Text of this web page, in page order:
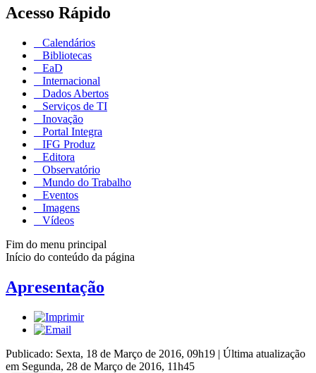
Acesso Rápido
Calendários
Bibliotecas
EaD
Internacional
Dados Abertos
Serviços de TI
Inovação
Portal Integra
IFG Produz
Editora
Observatório
Mundo do Trabalho
Eventos
Imagens
Vídeos
Fim do menu principal
Início do conteúdo da página
Apresentação
Publicado: Sexta, 18 de Março de 2016, 09h19 | Última atualização
em Segunda, 28 de Março de 2016, 11h45